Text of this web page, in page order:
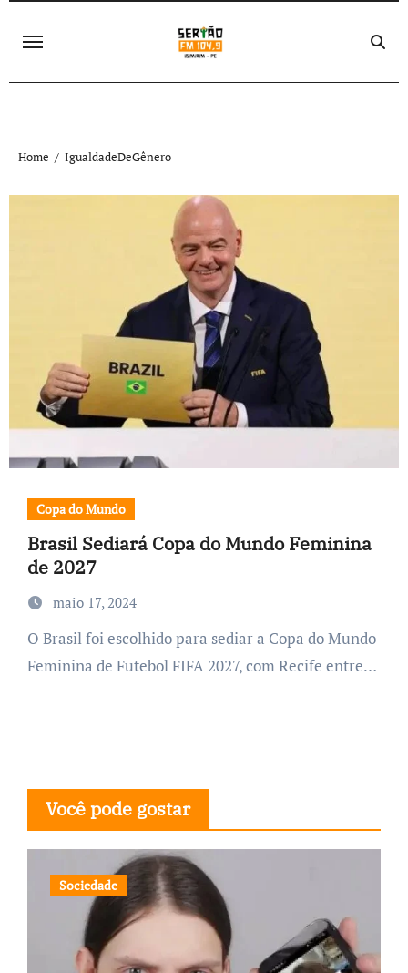
Home IgualdadeDeGênero
Copa do Mundo
Brasil Sediará Copa do Mundo Feminina
de 2027
maio 17, 2024
O Brasil foi escolhido para sediar a Copa do Mundo
Feminina de Futebol FIFA 2027, com Recife entre…
Você pode gostar
Sociedade